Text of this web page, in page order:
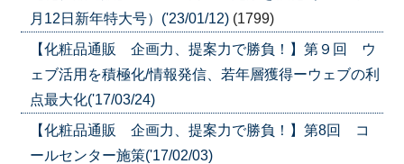
月12日新年特大号）('23/01/12) (1799)
【化粧品通販 企画力、提案力で勝負！】第９回 ウ
ェブ活用を積極化/情報発信、若年層獲得ーウェブの利
点最大化('17/03/24)
【化粧品通販 企画力、提案力で勝負！】第8回 コ
ールセンター施策('17/02/03)